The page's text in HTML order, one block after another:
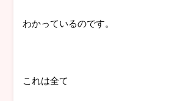
わかっているのです。
これは全て